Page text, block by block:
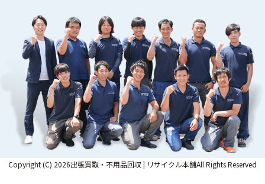
Copyright (C) 2026出張買取・不用品回収 | リサイクル本舗All Rights Reserved